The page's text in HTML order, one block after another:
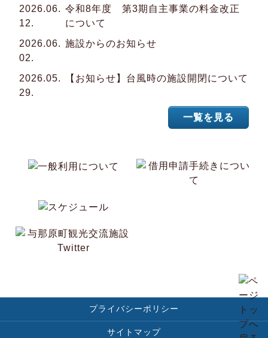
2026.06.
12.
令和8年度 第3期自主事業の料金改正
について
2026.06.
02.
施設からのお知らせ
2026.05.
29.
【お知らせ】台風時の施設開閉について
一覧を見る
プライバシーポリシー
サイトマップ